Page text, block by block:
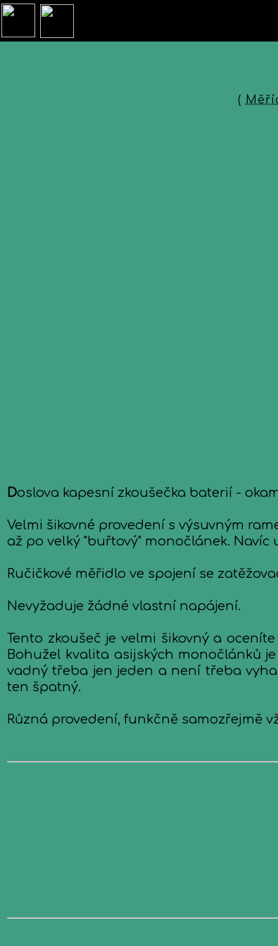
(
Doslova kapesní zkoušečka baterií -
Velmi šikovné provedení s výsuvným
až po velký "buřtový" monočlánek.
Ručičkové měřidlo ve spojení se
Nevyžaduje žádné vlastní napájení.
Tento zkoušeč je velmi šikovný a
Bohužel kvalita asijských monočlánků
vadný třeba jen jeden a není třeba
ten špatný.
Různá provedení, funkčně samozřejmě